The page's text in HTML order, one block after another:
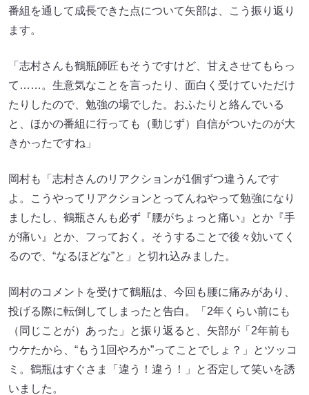
番組を通して成長できた点について矢部は、こう振り返り
ます。
「志村さんも鶴瓶師匠もそうですけど、甘えさせてもらっ
て……。生意気なことを言ったり、面白く受けていただけ
たりしたので、勉強の場でした。おふたりと絡んでいる
と、ほかの番組に行っても（動じず）自信がついたのが大
きかったですね」
岡村も「志村さんのリアクションが1個ずつ違うんです
よ。こうやってリアクションとってんねやって勉強になり
ましたし、鶴瓶さんも必ず『腰がちょっと痛い』とか『手
が痛い』とか、フっておく。そうすることで後々効いてく
るので、“なるほどな”と」と切れ込みました。
岡村のコメントを受けて鶴瓶は、今回も腰に痛みがあり、
投げる際に転倒してしまったと告白。「2年くらい前にも
（同じことが）あった」と振り返ると、矢部が「2年前も
ウケたから、“もう1回やろか”ってことでしょ？」とツッコ
ミ。鶴瓶はすぐさま「違う！違う！」と否定して笑いを誘
いました。